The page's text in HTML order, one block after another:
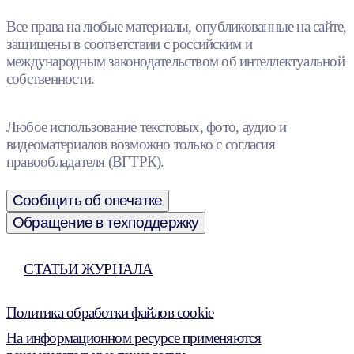
Все права на любые материалы, опубликованные на сайте,
защищены в соответствии с российским и
международным законодательством об интеллектуальной
собственности.
Любое использование текстовых, фото, аудио и
видеоматериалов возможно только с согласия
правообладателя (ВГТРК).
Сообщить об опечатке
Обращение в техподдержку
СТАТЬИ ЖУРНАЛА
Политика обработки файлов cookie
На информационном ресурсе применяются